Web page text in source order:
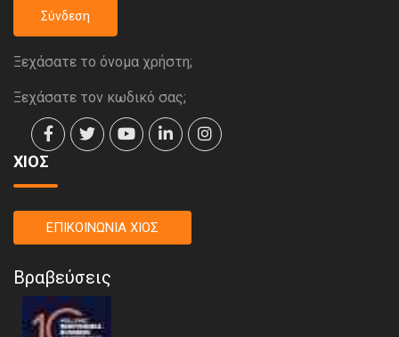
Σύνδεση
Ξεχάσατε το όνομα χρήστη;
Ξεχάσατε τον κωδικό σας;
ΧΙΟΣ
ΕΠΙΚΟΙΝΩΝΙΑ ΧΙΟΣ
Βραβεύσεις